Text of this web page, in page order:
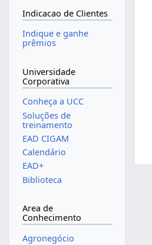
Indicacao de Clientes
Indique e ganhe
prêmios
Universidade
Corporativa
Conheça a UCC
Soluções de
treinamento
EAD CIGAM
Calendário
EAD+
Biblioteca
Area de
Conhecimento
Agronegócio